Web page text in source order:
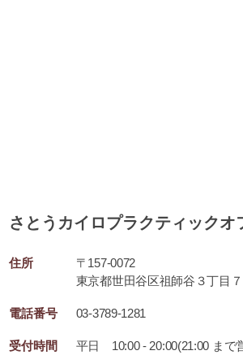
さとうカイロプラクティックオ
住所
〒157-0072
東京都世田谷区祖師谷３丁目
電話番号 03-3789-1281
受付時間
平日 10:00 - 20:00(21:00 まで